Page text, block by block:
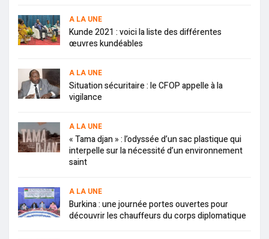
A LA UNE
Kunde 2021 : voici la liste des différentes
œuvres kundéables
A LA UNE
Situation sécuritaire : le CFOP appelle à la
vigilance
A LA UNE
« Tama djan » : l’odyssée d’un sac plastique qui
interpelle sur la nécessité d’un environnement
saint
A LA UNE
Burkina : une journée portes ouvertes pour
découvrir les chauffeurs du corps diplomatique